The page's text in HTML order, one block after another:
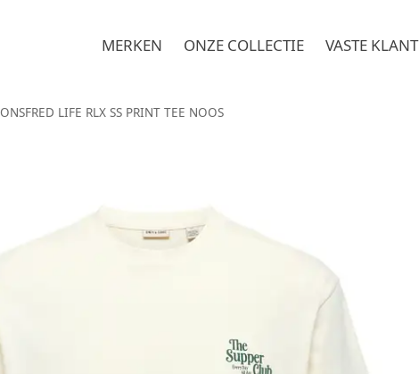
MERKEN ONZE COLLECTIE VASTE KLANT
ONSFRED LIFE RLX SS PRINT TEE NOOS